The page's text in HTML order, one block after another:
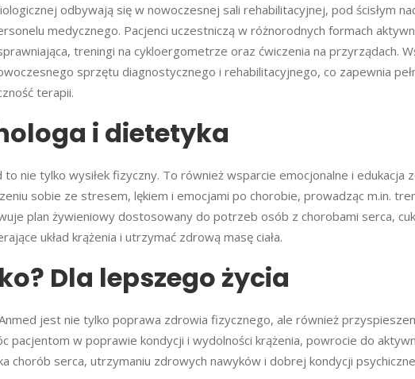
odbywają się w nowoczesnej sali rehabilitacyjnej, pod ścisłym
medycznego. Pacjenci uczestniczą w różnorodnych formach
treningi na cykloergometrze oraz ćwiczenia na przyrządach.
sprzętu diagnostycznego i rehabilitacyjnego, co zapewnia
terapii.
i dietetyka
to nie tylko wysiłek fizyczny. To również wsparcie emocjonalne i edukacja
sobie ze stresem, lękiem i emocjami po chorobie, prowadząc m.in.
plan żywieniowy dostosowany do potrzeb osób z chorobami serca,
układ krążenia i utrzymać zdrową masę ciała.
Dla lepszego życia
jest nie tylko poprawa zdrowia fizycznego, ale również
pacjentom w poprawie kondycji i wydolności krążenia, powrocie do
chorób serca, utrzymaniu zdrowych nawyków i dobrej kondycji